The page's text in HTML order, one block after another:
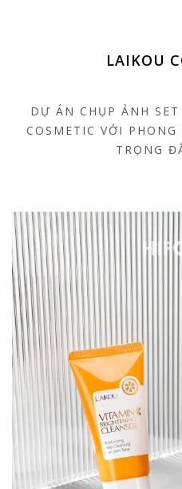
LAIKOU
DỰ ÁN CHỤP ẢNH
COSMETIC VỚI
TRỌNG